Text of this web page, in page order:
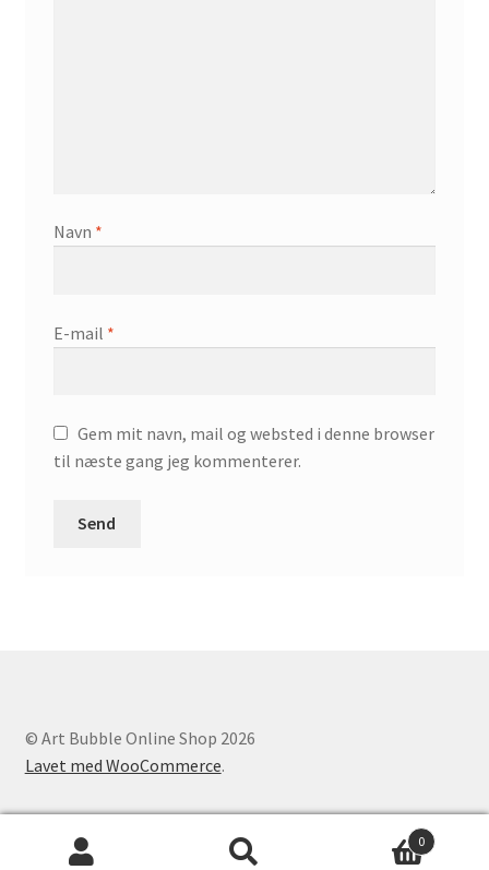
Navn *
E-mail *
Gem mit navn, mail og websted i denne browser
til næste gang jeg kommenterer.
© Art Bubble Online Shop 2026
Lavet med WooCommerce.
0